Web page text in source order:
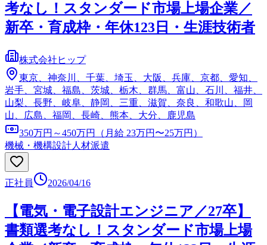
考なし！スタンダード市場上場企業／
新卒・育成枠・年休123日・生涯技術者
株式会社ヒップ
東京、神奈川、千葉、埼玉、大阪、兵庫、京都、愛知、
岩手、宮城、福島、茨城、栃木、群馬、富山、石川、福井、
山梨、長野、岐阜、静岡、三重、滋賀、奈良、和歌山、岡
山、広島、福岡、長崎、熊本、大分、鹿児島
350万円～450万円（月給 23万円〜25万円）
機械・機構設計人材派遣
正社員 2026/04/16
【電気・電子設計エンジニア／27卒】
書類選考なし！スタンダード市場上場